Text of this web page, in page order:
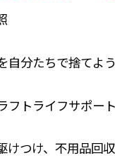
自分たちで捨てよ
フトライフサポート
けつけ、不用品回収